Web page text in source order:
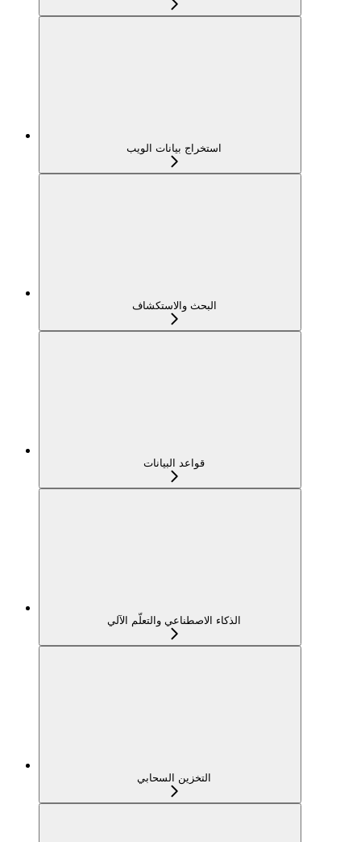
استخراج بيانات الويب
البحث والاستكشاف
قواعد البيانات
الذكاء الاصطناعي والتعلّم الآلي
التخزين السحابي